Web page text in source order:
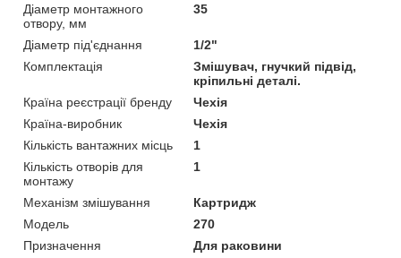
Діаметр монтажного
отвору, мм
35
Діаметр під'єднання
1/2"
Комплектація
Змішувач, гнучкий підвід,
кріпильні деталі.
Країна реєстрації бренду
Чехія
Країна-виробник
Чехія
Кількість вантажних місць
1
Кількість отворів для
монтажу
1
Механізм змішування
Картридж
Мoдель
270
Призначення
Для раковини